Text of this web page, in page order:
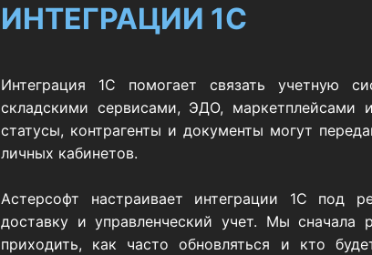
ИНТЕГРАЦИИ 1С
Интеграция 1С помогает связать учетную
складскими сервисами, ЭДО, маркетплейсами
статусы, контрагенты и документы могут
личных кабинетов.
Астерсофт настраивает интеграции 1С под
доставку и управленческий учет. Мы сначала
приходить, как часто обновляться и кто